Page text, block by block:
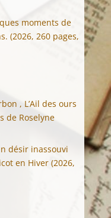
moments de
(2026, 260 pages,
, L’Ail des ours
de Roselyne
désir inassouvi
en Hiver (2026,